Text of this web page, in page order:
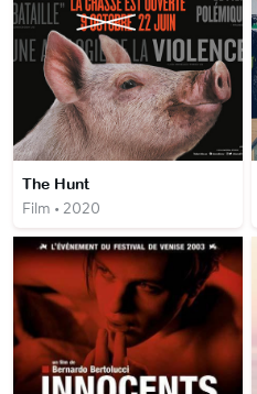
The Hunt
Film • 2020